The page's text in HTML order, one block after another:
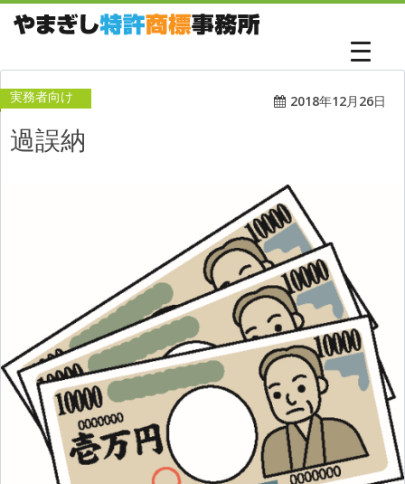
実務者向け 2018年12月26日
過誤納